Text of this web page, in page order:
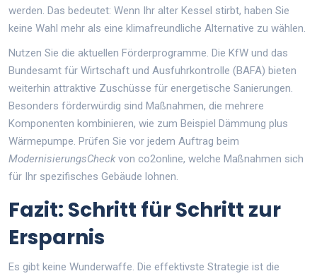
werden. Das bedeutet: Wenn Ihr alter Kessel stirbt, haben Sie
keine Wahl mehr als eine klimafreundliche Alternative zu wählen.
Nutzen Sie die aktuellen Förderprogramme. Die KfW und das
Bundesamt für Wirtschaft und Ausfuhrkontrolle (BAFA) bieten
weiterhin attraktive Zuschüsse für energetische Sanierungen.
Besonders förderwürdig sind Maßnahmen, die mehrere
Komponenten kombinieren, wie zum Beispiel Dämmung plus
Wärmepumpe. Prüfen Sie vor jedem Auftrag beim
ModernisierungsCheckvon co2online, welche Maßnahmen sich
für Ihr spezifisches Gebäude lohnen.
Fazit: Schritt für Schritt zur
Ersparnis
Es gibt keine Wunderwaffe. Die effektivste Strategie ist die